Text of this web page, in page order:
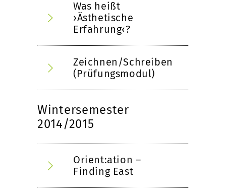
Was heißt
›Ästhetische
Erfahrung‹?
Zeichnen/Schreiben
(Prüfungsmodul)
Wintersemester
2014/2015
Orient:ation –
Finding East